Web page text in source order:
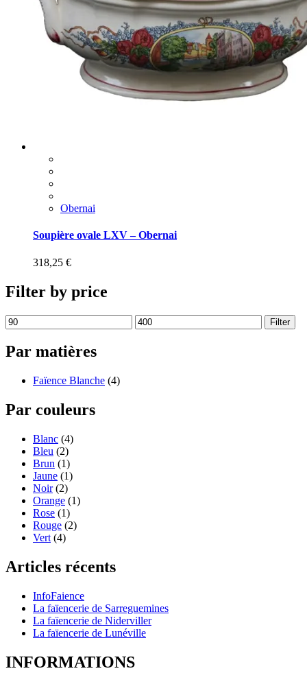
Obernai
Soupière ovale LXV – Obernai
318,25 €
Filter by price
Filter
Par matières
Faïence Blanche (4)
Par couleurs
Blanc (4)
Bleu (2)
Brun (1)
Jaune (1)
Noir (2)
Orange (1)
Rose (1)
Rouge (2)
Vert (4)
Articles récents
InfoFaience
La faïencerie de Sarreguemines
La faïencerie de Niderviller
La faïencerie de Lunéville
INFORMATIONS